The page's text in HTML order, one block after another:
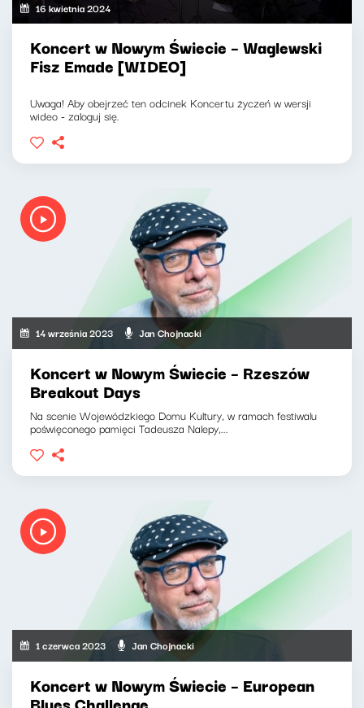
16 kwietnia 2024
Koncert w Nowym Świecie – Waglewski
Fisz Emade [WIDEO]
Uwaga! Aby obejrzeć ten odcinek Koncertu życzeń w wersji
wideo - zaloguj się.
14 września 2023 Jan Chojnacki
Koncert w Nowym Świecie – Rzeszów
Breakout Days
Na scenie Wojewódzkiego Domu Kultury, w ramach festiwalu
poświęconego pamięci Tadeusza Nalepy,...
1 czerwca 2023 Jan Chojnacki
Koncert w Nowym Świecie – European